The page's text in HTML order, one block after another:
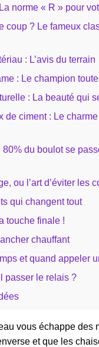
norme « R » pour
coup ? Le fameux
: L’avis du terrain
: Le champion
: La beauté qui
de ciment : Le
80% du boulot se
ou l’art d’éviter les
qui changent tout
touche finale !
chauffant
et quand appeler
passer le relais ?
vous échappe des
et que les